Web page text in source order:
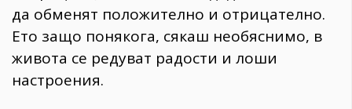
да обменят положително и отрицателно.
Ето защо понякога, сякаш необяснимо, в
живота се редуват радости и лоши
настроения.